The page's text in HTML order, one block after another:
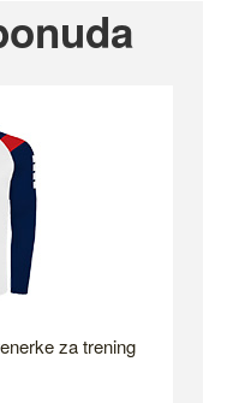
za trening